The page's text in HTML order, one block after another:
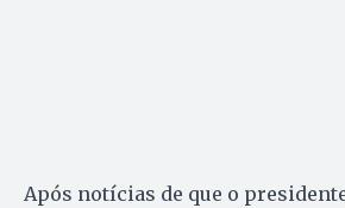
Após notícias de que o